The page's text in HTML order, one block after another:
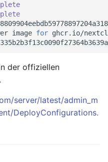
November 2012
Oktober 2012
Juli 2012
image for
der offiziellen
server/latest/admin_m
DeployConfigurations.